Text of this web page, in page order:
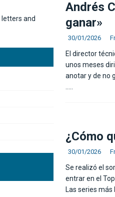
Andrés
ganar»
30/01/2026
El director
unos meses
anotar y de no
¿Cómo
30/01/2026
Se realizó el
entrar en el
Las series